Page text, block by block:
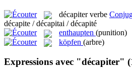
décapiter verbe
décapite / décapitai / décapité
enthaupten (punition)
köpfen (arbre)
Expressions avec "décapiter"